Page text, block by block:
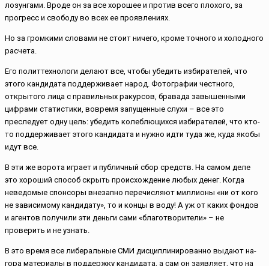
лозунгами. Вроде он за все хорошее и против всего плохого, за
прогресс и свободу во всех ее проявлениях.
Но за громкими словами не стоит ничего, кроме точного и холодного
расчета.
Его политтехнологи делают все, чтобы убедить избирателей, что
этого кандидата поддерживает народ. Фотографии честного,
открытого лица с правильных ракурсов, бравада завышенными
цифрами статистики, вовремя запущенные слухи – все это
преследует одну цель: убедить колеблющихся избирателей, что кто-
то поддерживает этого кандидата и нужно идти туда же, куда якобы
идут все.
В эти же ворота играет и публичный сбор средств. На самом деле
это хороший способ скрыть происхождение любых денег. Когда
неведомые спонсоры внезапно перечисляют миллионы «ни от кого
не зависимому кандидату», то и концы в воду! А уж от каких фондов
и агентов получили эти деньги сами «благотворители» – не
проверить и не узнать.
В это время все либеральные СМИ дисциплинированно выдают на-
гора материалы в поддержку кандидата, а сам он заявляет, что на